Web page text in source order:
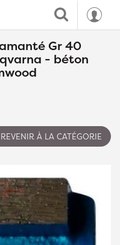
Gr 40
- béton
REVENIR À LA CATÉGORIE